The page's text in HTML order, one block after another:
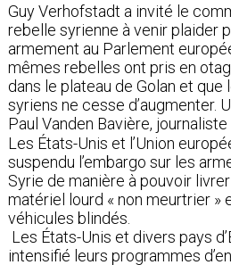
Guy Verhofstadt a invité le
rebelle syrienne à venir plaider
armement au Parlement
mêmes rebelles ont pris en
dans le plateau de Golan et que
syriens ne cesse d’augmenter.
Paul Vanden Bavière, journaliste
Les États-Unis et l’Union
suspendu l’embargo sur les
Syrie de manière à pouvoir
matériel lourd « non meurtrier »
véhicules blindés.
Les États-Unis et divers pays
intensifié leurs programmes